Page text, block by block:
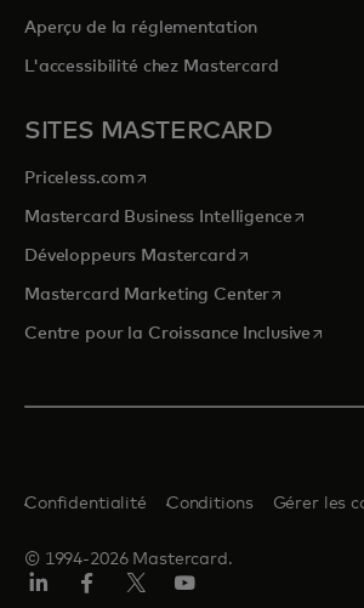
Aperçu de la réglementation
L'accessibilité chez Mastercard
SITES MASTERCARD
Priceless.com s’ouvre dans un nouvel onglet
Mastercard Business Intelligences’ouvre
Développeurs Mastercards’ouvre dans
Mastercard Marketing Centers’ouvre
Centre pour la Croissance Inclusive
© 1994-2026 Mastercard.
Confidentialité Conditions Gérer les